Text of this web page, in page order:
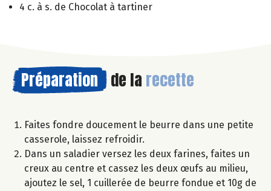
4 c. à s. de Chocolat à tartiner
Préparation de la recette
Faites fondre doucement le beurre dans une petite
casserole, laissez refroidir.
Dans un saladier versez les deux farines, faites un
creux au centre et cassez les deux œufs au milieu,
ajoutez le sel, 1 cuillerée de beurre fondue et 10g de